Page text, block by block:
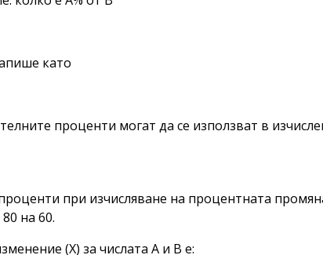
като
проценти могат да се използват в
при изчисляване на процентната
на 60.
(X) за числата A и B е: